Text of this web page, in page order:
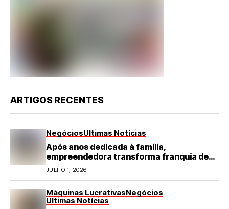
ARTIGOS RECENTES
NegóciosÚltimas Notícias
Após anos dedicada à família,
empreendedora transforma franquia de
turismo em negócio de destaque no RN
JULHO 1, 2026
Máquinas LucrativasNegócios
Últimas Notícias